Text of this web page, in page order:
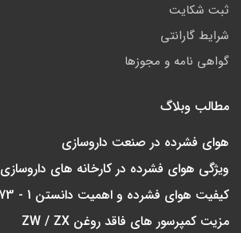
ثبت شکایت
شرایط گارانتی
گواهی نامه و مجوزها
مطالب وبلاگ
هوای فشرده در صنعت داروسازی
ویژگی هوای فشرده در کارخانه های داروسازی
کیفیت هوای فشرده و اهمیت دانستن ISO 8573 - 1
مزیت کمپرسور های فاقد روغن ZW / ZX